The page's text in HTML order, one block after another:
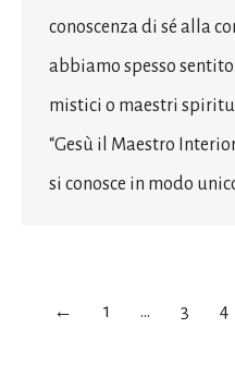
conoscenza di sé alla
abbiamo spesso
mistici o maestri
“Gesù il Maestro
si conosce in modo
← 1 … 3 4